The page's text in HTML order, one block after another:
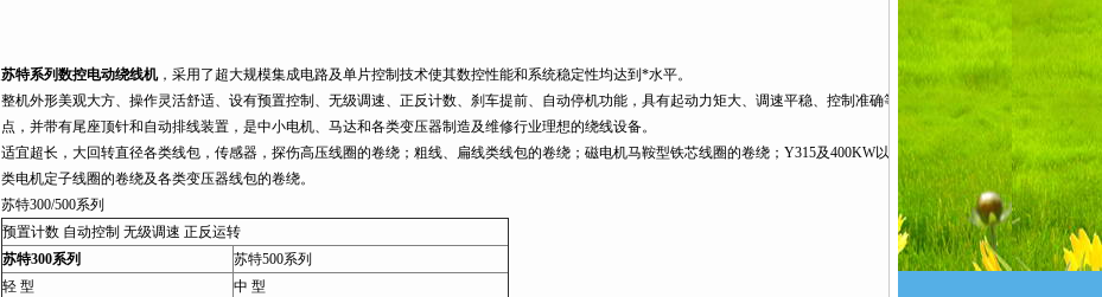
苏特系列数控电动绕线机，采用了超大规模集成电路及单片控制技术使其数控性能和系统稳定性均达到*水平。
整机外形美观大方、操作灵活舒适、设有预置控制、无级调速、正反计数、刹车提前、自动停机功能，具有起动力矩大、调速平稳、控制准确等优
点，并带有尾座顶针和自动排线装置，是中小电机、马达和各类变压器制造及维修行业理想的绕线设备。
适宜超长，大回转直径各类线包，传感器，探伤高压线圈的卷绕；粗线、扁线类线包的卷绕；磁电机马鞍型铁芯线圈的卷绕；Y315及400KW以下各
类电机定子线圈的卷绕及各类变压器线包的卷绕。
苏特300/500系列
预置计数 自动控制 无级调速 正反运转
苏特300系列
苏特500系列
轻 型
中 型